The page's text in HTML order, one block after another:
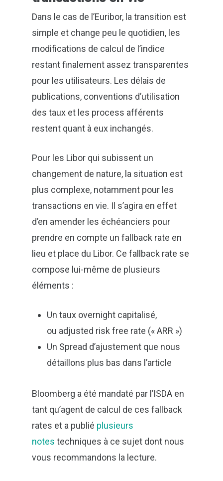
Dans le cas de l’Euribor, la transition est
simple et change peu le quotidien, les
modifications de calcul de l’indice
restant finalement assez transparentes
pour les utilisateurs. Les délais de
publications, conventions d’utilisation
des taux et les process afférents
restent quant à eux inchangés.
Pour les Libor qui subissent un
changement de nature, la situation est
plus complexe, notamment pour les
transactions en vie. Il s’agira en effet
d’en amender les échéanciers pour
prendre en compte un fallback rate en
lieu et place du Libor. Ce fallback rate se
compose lui-même de plusieurs
éléments :
Un taux overnight capitalisé,
ou adjusted risk free rate (« ARR »)
Un Spread d’ajustement que nous
détaillons plus bas dans l’article
Bloomberg a été mandaté par l’ISDA en
tant qu’agent de calcul de ces fallback
rates et a publiéplusieurs
notestechniques à ce sujet dont nous
vous recommandons la lecture.